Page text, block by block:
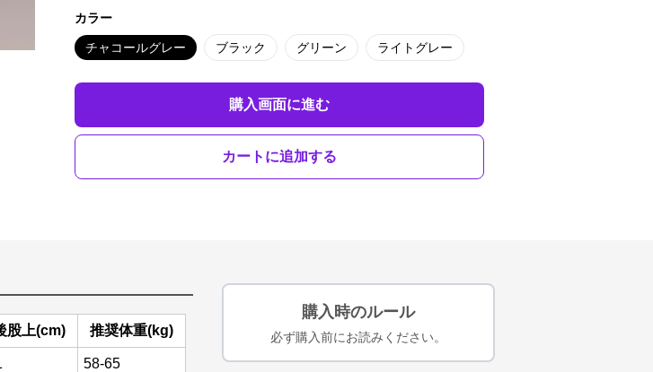
カラー
チャコールグレー ブラック グリーン ライトグレー
購入画面に進む
カートに追加する
股上(cm) 推奨体重(kg)
58-65
購入時のルール
必ず購入前にお読みください。